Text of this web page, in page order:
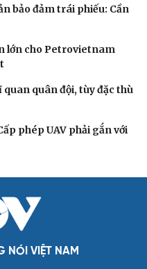
không gian mạng thời AI
đông khi dùng mạng xã
xử
ĐẢNG
tảng chính trị vững
số 07 về thực hành tư